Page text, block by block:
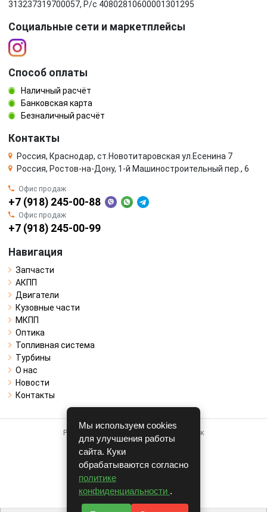
313237319700057, Р/c 40802810600001301295
Социальные сети и маркетплейсы
Способ оплаты
Наличный расчёт
Банковская карта
Безналичный расчёт
Контакты
Россия, Краснодар, ст.Новотитаровская ул.Есенина 7
Россия, Ростов-на-Дону, 1-й Машиностроительный пер., 6
Офис продаж
+7 (918) 245-00-88
Офис продаж
+7 (918) 245-00-99
Навигация
Запчасти
АКПП
Двигатели
Кузовные части
МКПП
Оптика
Топливная система
Турбины
О нас
Новости
Контакты
Работает на системе для авторазборок
CARRO.БИЗНЕС
Полная версия
© COPYRIGHT 2026 г.
v1.1.24
Мы используем cookies
для улучшения работы
сайта. Куки
обрабатываются согласно
политике
конфиденциальности .